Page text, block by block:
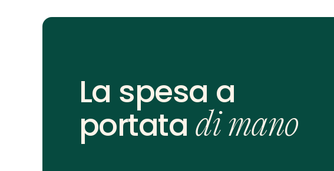
La spesa a
portata di mano